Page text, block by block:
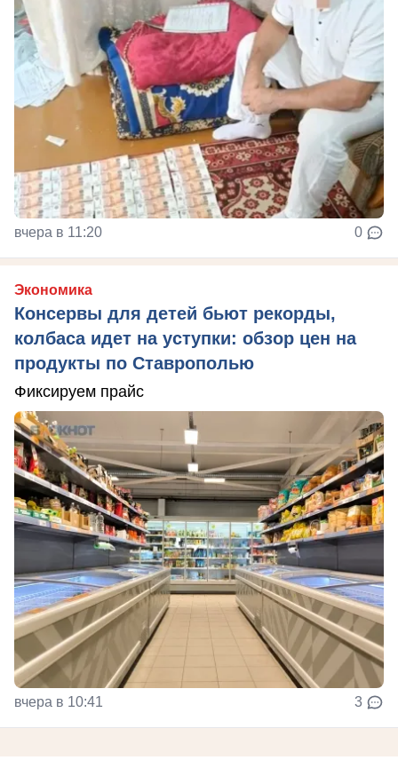
вчера в 11:20 0
Экономика
Консервы для детей бьют рекорды,
колбаса идет на уступки: обзор цен на
продукты по Ставрополью
Фиксируем прайс
вчера в 10:41 3